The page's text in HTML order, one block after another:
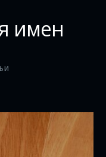
имен